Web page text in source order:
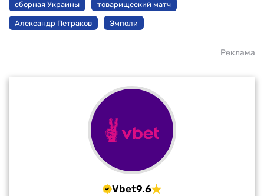
сборная Украины товарищеский матч
Александр Петраков Эмполи
Реклама
Vbet9.6